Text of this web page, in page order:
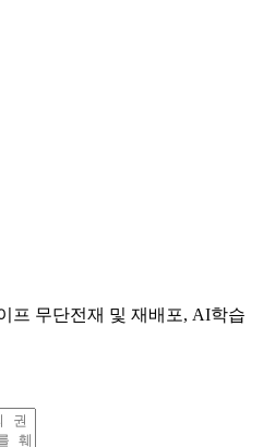
프 무단전재 및 재배포, AI학습